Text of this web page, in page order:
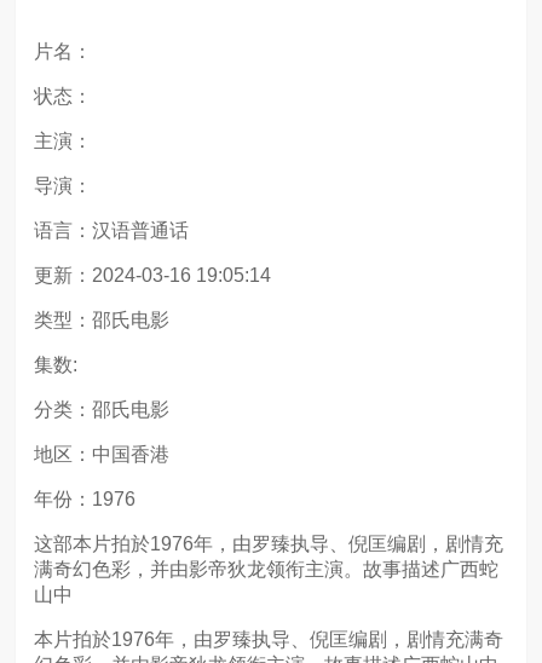
片名：
状态：
主演：
导演：
语言：汉语普通话
更新：2024-03-16 19:05:14
类型：邵氏电影
集数:
分类：邵氏电影
地区：中国香港
年份：1976
这部本片拍於1976年，由罗臻执导、倪匡编剧，剧情充
满奇幻色彩，并由影帝狄龙领衔主演。故事描述广西蛇
山中
本片拍於1976年，由罗臻执导、倪匡编剧，剧情充满奇